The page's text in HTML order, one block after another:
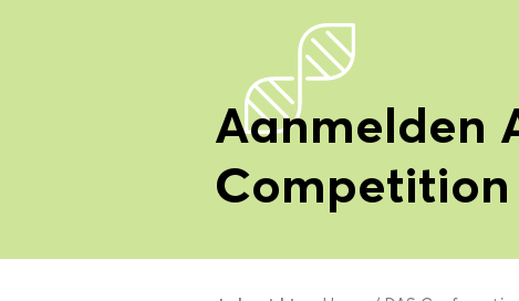
Aanmelden
Competition